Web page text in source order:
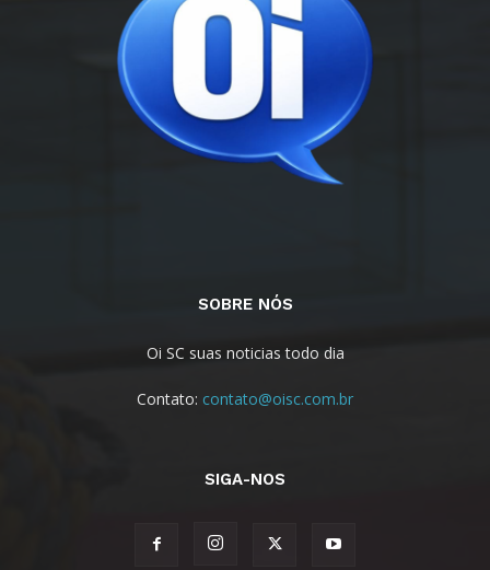
SOBRE NÓS
Oi SC suas noticias todo dia
Contato: contato@oisc.com.br
SIGA-NOS